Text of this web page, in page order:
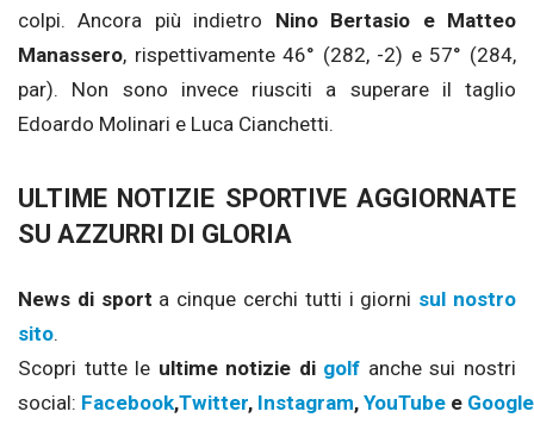
colpi. Ancora più indietro Nino Bertasio e Matteo
Manassero, rispettivamente 46° (282, -2) e 57° (284,
par). Non sono invece riusciti a superare il taglio
Edoardo Molinari e Luca Cianchetti.
ULTIME NOTIZIE SPORTIVE AGGIORNATE
SU AZZURRI DI GLORIA
News di sport a cinque cerchi tutti i giorni sul nostro
sito.
Scopri tutte le ultime notizie di golf anche sui nostri
social: Facebook,Twitter, Instagram, YouTube e Google